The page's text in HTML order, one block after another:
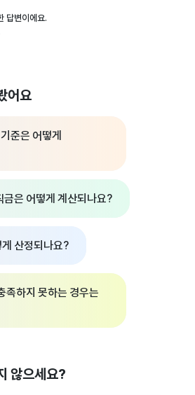
답변이에요.
어요
준은 어떻게
은 어떻게 계산되나요?
산정되나요?
족하지 못하는 경우는
않으세요?